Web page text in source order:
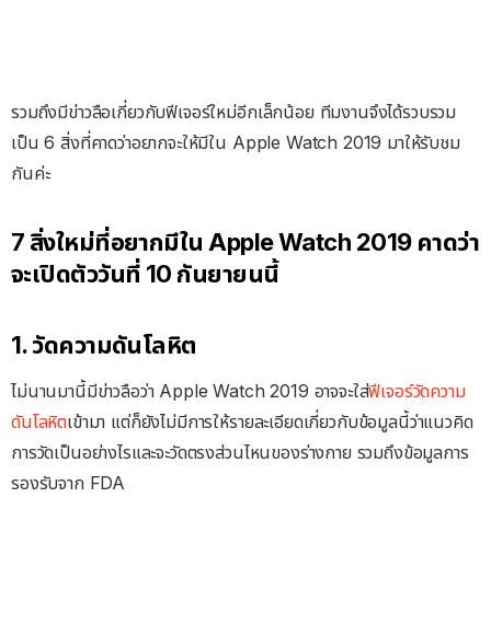
รวมถึงมีข่าวลือเกี่ยวกับฟีเจอร์ใหม่อีกเล็กน้อย ทีมงานจึงได้รวบรวม
เป็น 6 สิ่งที่คาดว่าอยากจะให้มีใน Apple Watch 2019 มาให้รับชม
กันค่ะ
7 สิ่งใหม่ที่อยากมีใน Apple Watch 2019 คาดว่า
จะเปิดตัววันที่ 10 กันยายนนี้
1. วัดความดันโลหิต
ไม่นานมานี้มีข่าวลือว่า Apple Watch 2019 อาจจะใส่ฟีเจอร์วัดความ
ดันโลหิตเข้ามา แต่ก็ยังไม่มีการให้รายละเอียดเกี่ยวกับข้อมูลนี้ว่าแนวคิด
การวัดเป็นอย่างไรและจะวัดตรงส่วนไหนของร่างกาย รวมถึงข้อมูลการ
รองรับจาก FDA